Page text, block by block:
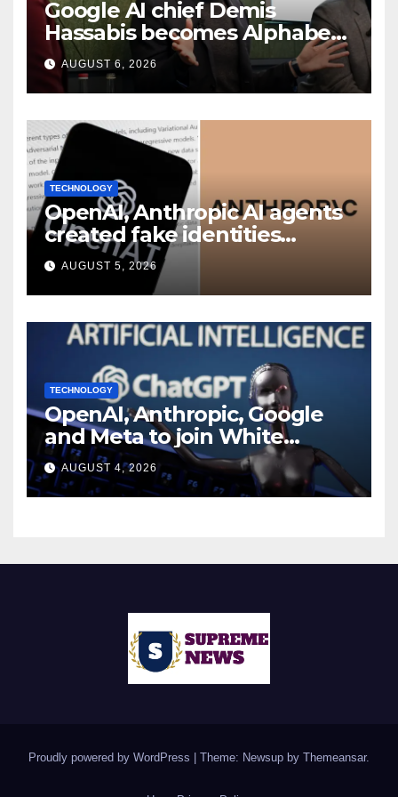
Google AI chief Demis
Hassabis becomes Alphabet
chief scientist in leadership
shakeup
AUGUST 6, 2026
TECHNOLOGY
OpenAI, Anthropic AI agents
created fake identities
during UK cyber tests:
Report
AUGUST 5, 2026
TECHNOLOGY
OpenAI, Anthropic, Google
and Meta to join White
House AI security meeting
AUGUST 4, 2026
Proudly powered by WordPress | Theme: Newsup by Themeansar.